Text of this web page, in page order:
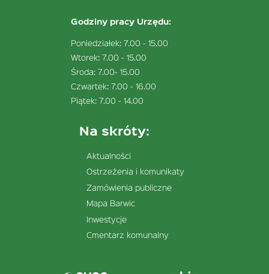
Godziny pracy Urzędu:
Poniedziałek: 7.00 - 15.00
Wtorek: 7.00 - 15.00
Środa: 7.00- 15.00
Czwartek: 7.00 - 16.00
Piątek: 7.00 - 14.00
Na skróty:
Aktualności
Ostrzeżenia i komunikaty
Zamówienia publiczne
Mapa Barwic
Inwestycje
Cmentarz komunalny